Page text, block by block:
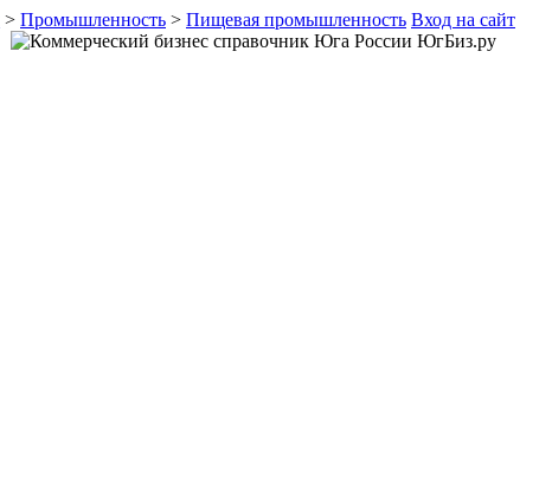
> Промышленность > Пищевая промышленность Вход на сайт